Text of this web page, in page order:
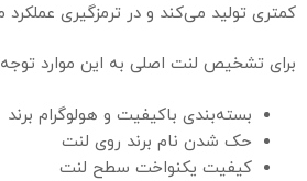
کمتری تولید می‌کند و در ترمزگیری
برای تشخیص لنت اصلی به این موارد
بسته‌بندی باکیفیت و هولوگرام برند
حک شدن نام برند روی لنت
کیفیت یکنواخت سطح لنت